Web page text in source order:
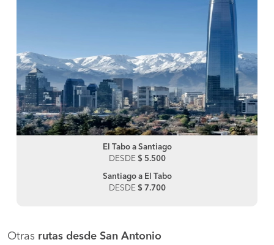
El Tabo a Santiago
DESDE $ 5.500
Santiago a El Tabo
DESDE $ 7.700
Otras rutas desde San Antonio